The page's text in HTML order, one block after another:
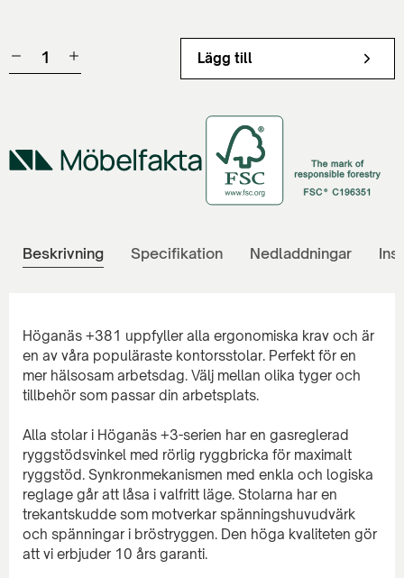
Lägg till
Beskrivning Specifikation Nedladdningar
Höganäs +381 uppfyller alla ergonomiska krav och är
en av våra populäraste kontorsstolar. Perfekt för en
mer hälsosam arbetsdag. Välj mellan olika tyger och
tillbehör som passar din arbetsplats.
Alla stolar i Höganäs +3-serien har en gasreglerad
ryggstödsvinkel med rörlig ryggbricka för maximalt
ryggstöd. Synkronmekanismen med enkla och logiska
reglage går att låsa i valfritt läge. Stolarna har en
trekantskudde som motverkar spänningshuvudvärk
och spänningar i bröstryggen. Den höga kvaliteten gör